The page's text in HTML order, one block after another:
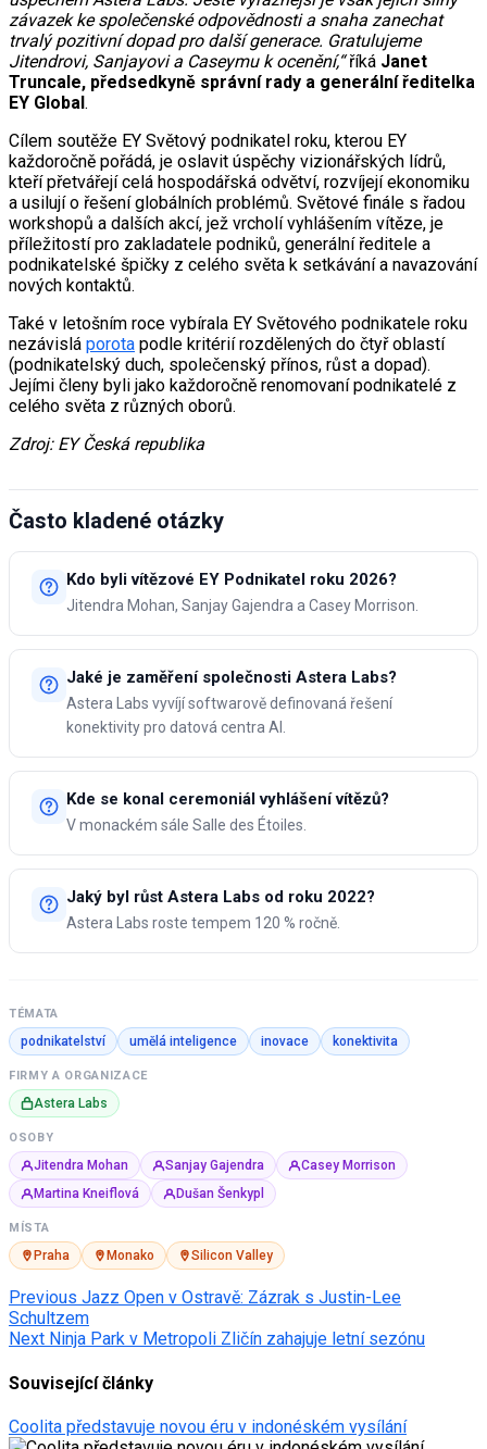
závazek ke společenské odpovědnosti a snaha zanechat
trvalý pozitivní dopad pro další generace. Gratulujeme
Jitendrovi, Sanjayovi a Caseymu k ocenění,“říká Janet
Truncale, předsedkyně správní rady a generální ředitelka
EY Global.
Cílem soutěže EY Světový podnikatel roku, kterou EY
každoročně pořádá, je oslavit úspěchy vizionářských lídrů,
kteří přetvářejí celá hospodářská odvětví, rozvíjejí ekonomiku
a usilují o řešení globálních problémů. Světové finále s řadou
workshopů a dalších akcí, jež vrcholí vyhlášením vítěze, je
příležitostí pro zakladatele podniků, generální ředitele a
podnikatelské špičky z celého světa k setkávání a navazování
nových kontaktů.
Také v letošním roce vybírala EY Světového podnikatele roku
nezávislá porota podle kritérií rozdělených do čtyř oblastí
(podnikatelský duch, společenský přínos, růst a dopad).
Jejími členy byli jako každoročně renomovaní podnikatelé z
celého světa z různých oborů.
Zdroj: EY Česká republika
Často kladené otázky
Kdo byli vítězové EY Podnikatel roku 2026?
Jitendra Mohan, Sanjay Gajendra a Casey Morrison.
Jaké je zaměření společnosti Astera Labs?
Astera Labs vyvíjí softwarově definovaná řešení
konektivity pro datová centra AI.
Kde se konal ceremoniál vyhlášení vítězů?
V monackém sále Salle des Étoiles.
Jaký byl růst Astera Labs od roku 2022?
Astera Labs roste tempem 120 % ročně.
TÉMATA
podnikatelství umělá inteligence inovace konektivita
FIRMY A ORGANIZACE
Astera Labs
OSOBY
Jitendra Mohan Sanjay Gajendra
Casey Morrison
Martina Kneiflová
Dušan Šenkypl
MÍSTA
Praha Monako Silicon Valley
Post
navigation
Previous Jazz Open v Ostravě: Zázrak s Justin-Lee
Schultzem
Next Ninja Park v Metropoli Zličín zahajuje letní sezónu
Související články
Coolita představuje novou éru v indonéském vysílání